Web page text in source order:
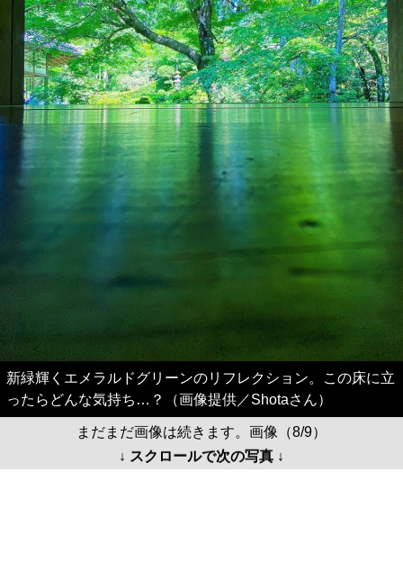
新緑輝くエメラルドグリーンのリフレクション。この床に立
ったらどんな気持ち…？（画像提供／Shotaさん）
まだまだ画像は続きます。画像（8/9）
↓ スクロールで次の写真 ↓